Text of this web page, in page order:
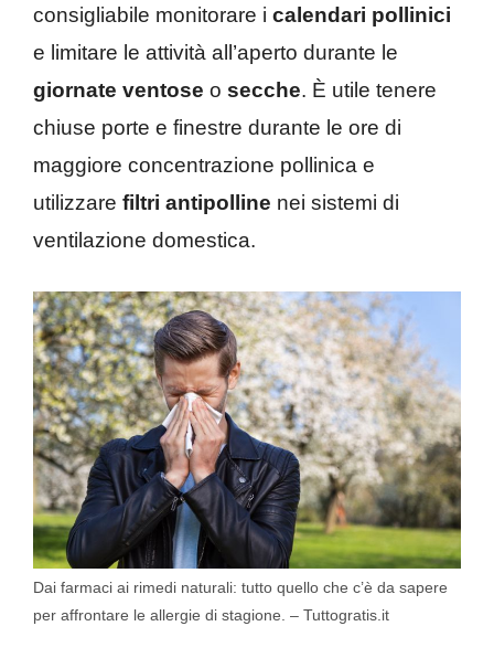
consigliabile monitorare i calendari pollinici
e limitare le attività all’aperto durante le
giornate ventose o secche. È utile tenere
chiuse porte e finestre durante le ore di
maggiore concentrazione pollinica e
utilizzare filtri antipolline nei sistemi di
ventilazione domestica.
Dai farmaci ai rimedi naturali: tutto quello che c’è da sapere
per affrontare le allergie di stagione. – Tuttogratis.it